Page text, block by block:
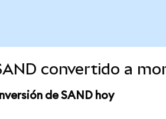
convertido a
de SAND hoy